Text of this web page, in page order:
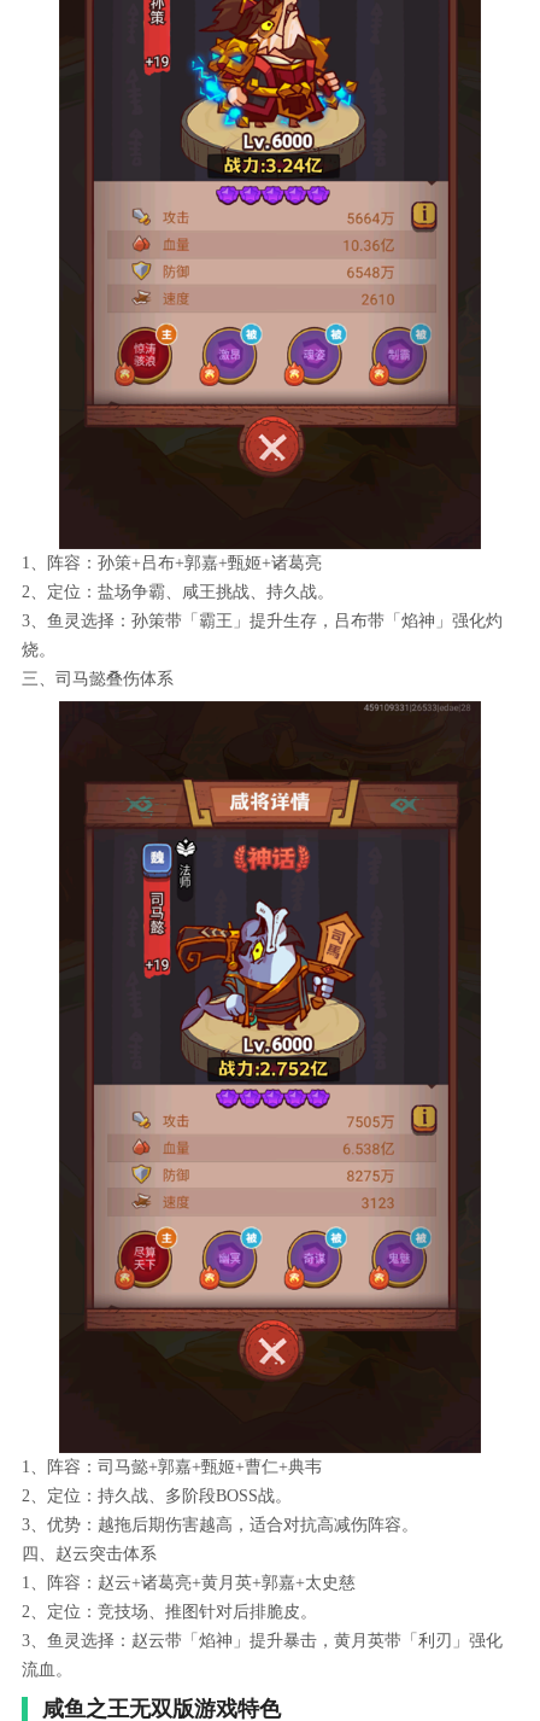
1、阵容：孙策+吕布+郭嘉+甄姬+诸葛亮
2、定位：盐场争霸、咸王挑战、持久战。
3、鱼灵选择：孙策带「霸王」提升生存，吕布带「焰神」强化灼
烧。
三、司马懿叠伤体系
1、阵容：司马懿+郭嘉+甄姬+曹仁+典韦
2、定位：持久战、多阶段BOSS战。
3、优势：越拖后期伤害越高，适合对抗高减伤阵容。
四、赵云突击体系
1、阵容：赵云+诸葛亮+黄月英+郭嘉+太史慈
2、定位：竞技场、推图针对后排脆皮。
3、鱼灵选择：赵云带「焰神」提升暴击，黄月英带「利刃」强化
流血。
咸鱼之王无双版游戏特色